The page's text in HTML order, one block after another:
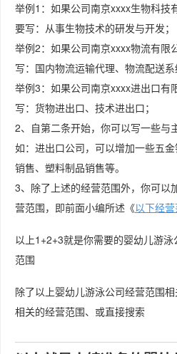
举例1：如果公司南京xxxx生物科技
要写：从事生物技术的研发与开发；
举例2：如果公司南京xxxx物流有限
写：国内物流运输代理、物流配送系
举例3：如果公司南京xxxx进出口有
写：货物进出口、技术进出口；
2、自第二条开始，你可以写一些与
如：进出口公司，可以增加一些五
销售、塑料制品销售等。
3、除了上述的经营范围外，你可以
营范围，即前面小编所述《以下经
以上1+2+3就是你需要的婴幼儿游
范围
除了以上婴幼儿游泳公司经营范围
相关的经营范围、或直接搜索